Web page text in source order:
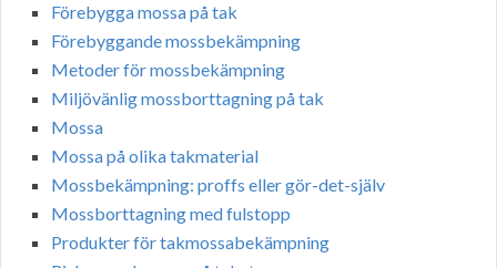
Förebygga mossa på tak
Förebyggande mossbekämpning
Metoder för mossbekämpning
Miljövänlig mossborttagning på tak
Mossa
Mossa på olika takmaterial
Mossbekämpning: proffs eller gör-det-själv
Mossborttagning med fulstopp
Produkter för takmossabekämpning